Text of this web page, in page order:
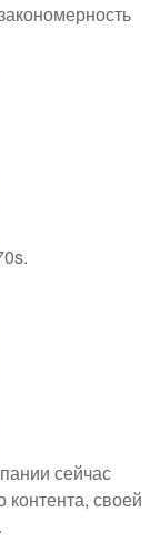
сейчас
контента, своей